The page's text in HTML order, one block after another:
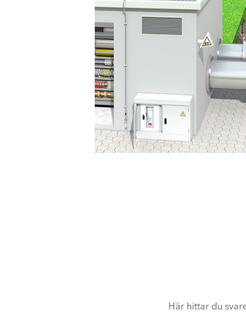
Här hittar du